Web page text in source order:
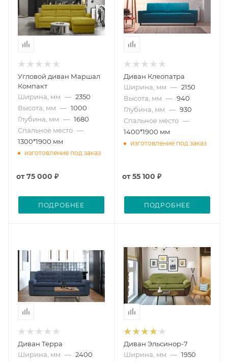
Угловой диван Маршал
Компакт
Ширина, мм — 2350
Высота, мм — 1000
Глубина, мм — 1680
Спальное место —
1300*1900 мм
изготовление под заказ
от75 000 ₽
ПОДРОБНЕЕ
Диван Клеопатра
Ширина, мм — 2150
Высота, мм — 940
Глубина, мм — 930
Спальное место —
1400*1900 мм
изготовление под заказ
от55 100 ₽
ПОДРОБНЕЕ
Диван Терра
Ширина, мм — 2400
Диван Эльсинор-7
Ширина, мм — 1950